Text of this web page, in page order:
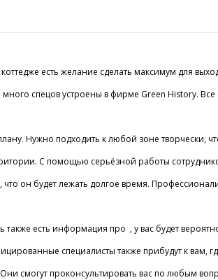
есть желание сделать максимум для
спецов устроены в фирме Green
Нужно подходить к любой зоне
С помощью серьёзной работы
он будет лежать долгое время.
есть информация про , у вас будет
специалисты также прибудут к вам,
смогут проконсультировать вас по любым